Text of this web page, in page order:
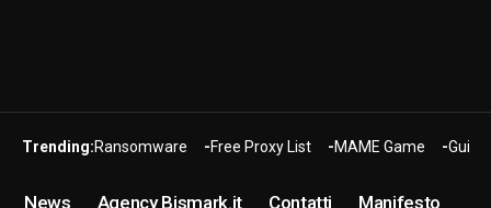
Trending:Ransomware Free Proxy List MAME Game Guide
News Agency Bismark.it Contatti Manifesto